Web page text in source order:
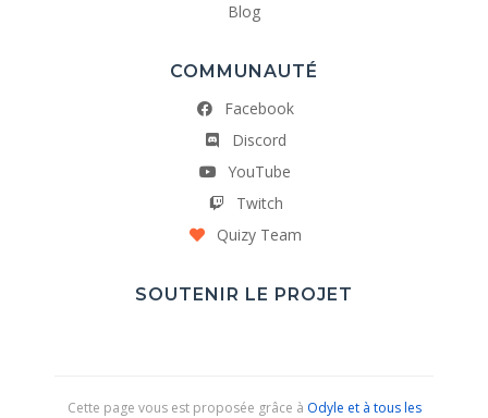
Blog
COMMUNAUTÉ
Facebook
Discord
YouTube
Twitch
Quizy Team
SOUTENIR LE PROJET
Cette page vous est proposée grâce à Odyle et à tous les